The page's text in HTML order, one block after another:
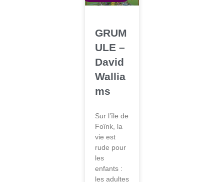
GRUM
ULE –
David
Wallia
ms
Sur l’île de
Foïnk, la
vie est
rude pour
les
enfants :
les adultes